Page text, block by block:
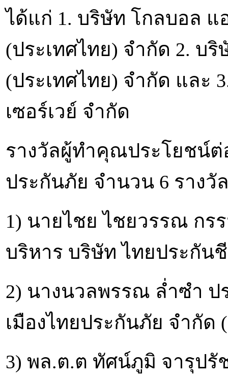
ได้แก่ 1. บริษัท โกลบอล แ
(ประเทศไทย) จำกัด 2. บ
(ประเทศไทย) จำกัด และ
เซอร์เวย์ จำกัด
รางวัลผู้ทำคุณประโยชน์
ประกันภัย จำนวน 6 รางวั
1) นายไชย ไชยวรรณ กร
บริหาร บริษัท ไทยประกัน
2) นางนวลพรรณ ล่ำซำ ป
เมืองไทยประกันภัย จำกัด
3) พล.ต.ต ทัศน์ภูมิ จารุป